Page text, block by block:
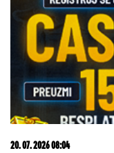
20. 07. 2026 08:04